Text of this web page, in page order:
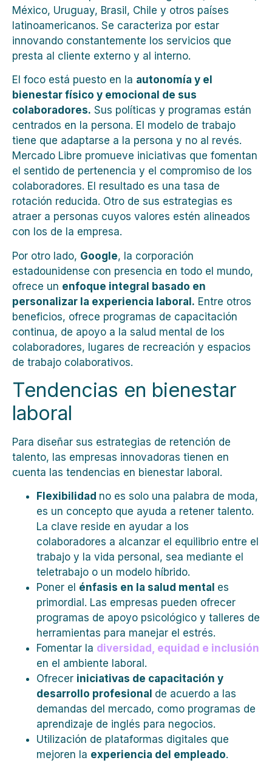
México, Uruguay, Brasil, Chile y otros países
latinoamericanos. Se caracteriza por estar
innovando constantemente los servicios que
presta al cliente externo y al interno.
El foco está puesto en la autonomía y el
bienestar físico y emocional de sus
colaboradores. Sus políticas y programas están
centrados en la persona. El modelo de trabajo
tiene que adaptarse a la persona y no al revés.
Mercado Libre promueve iniciativas que fomentan
el sentido de pertenencia y el compromiso de los
colaboradores. El resultado es una tasa de
rotación reducida. Otro de sus estrategias es
atraer a personas cuyos valores estén alineados
con los de la empresa.
Por otro lado, Google, la corporación
estadounidense con presencia en todo el mundo,
ofrece un enfoque integral basado en
personalizar la experiencia laboral. Entre otros
beneficios, ofrece programas de capacitación
continua, de apoyo a la salud mental de los
colaboradores, lugares de recreación y espacios
de trabajo colaborativos.
Tendencias en bienestar
laboral
Para diseñar sus estrategias de retención de
talento, las empresas innovadoras tienen en
cuenta las tendencias en bienestar laboral.
Flexibilidad no es solo una palabra de moda,
es un concepto que ayuda a retener talento.
La clave reside en ayudar a los
colaboradores a alcanzar el equilibrio entre el
trabajo y la vida personal, sea mediante el
teletrabajo o un modelo híbrido.
Poner el énfasis en la salud mental es
primordial. Las empresas pueden ofrecer
programas de apoyo psicológico y talleres de
herramientas para manejar el estrés.
Fomentar la diversidad, equidad e inclusión
en el ambiente laboral.
Ofrecer iniciativas de capacitación y
desarrollo profesional de acuerdo a las
demandas del mercado, como programas de
aprendizaje de inglés para negocios.
Utilización de plataformas digitales que
mejoren la experiencia del empleado.